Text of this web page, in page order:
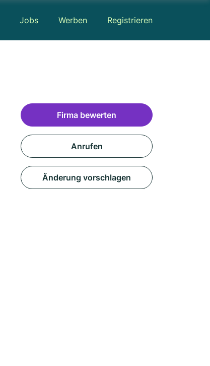
Jobs Werben Registrieren
Firma bewerten
Anrufen
Änderung vorschlagen